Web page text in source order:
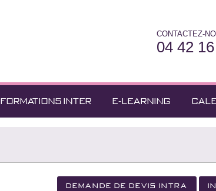
CONTACTEZ-
04 42
FORMATIONS INTER E-LEARNING
Demande de devis Intra